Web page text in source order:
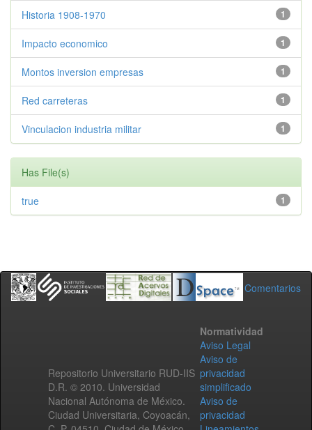
1
Historia 1908-1970
1
Impacto economico
1
Montos inversion empresas
1
Red carreteras
1
Vinculacion industria militar
Has File(s)
1
true
Comentarios
Repositorio Universitario RUD-IIS
D.R. © 2010. Universidad
Nacional Autónoma de México.
Ciudad Universitaria, Coyoacán,
Normatividad
Aviso Legal
Aviso de
privacidad
simplificado
Aviso de
privacidad